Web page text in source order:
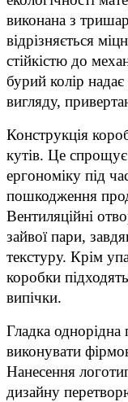
виконана з
відрізняється
стійкістю до
бурий колір
вигляду,
Конструкція
кутів. Це
ергономіку під
пошкодження
Вентиляційні
зайвої пари,
текстуру. Крім
коробки
випічки.
Гладка
виконувати
Нанесення
дизайну